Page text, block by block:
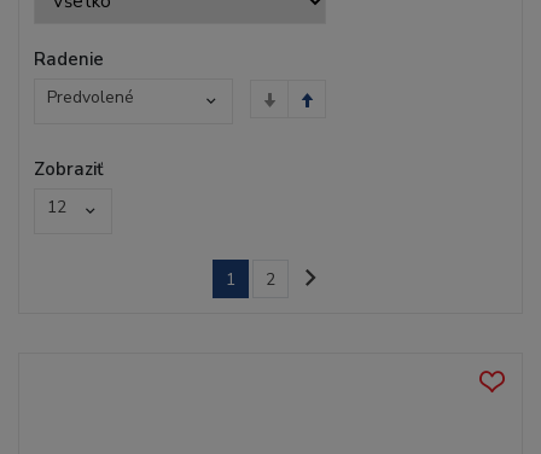
Radenie
Predvolené
Zobraziť
12
1 2